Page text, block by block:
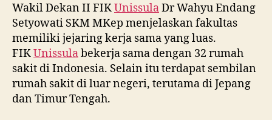
Wakil Dekan II FIKUnissulaDr Wahyu Endang
Setyowati SKM MKep menjelaskan fakultas
memiliki jejaring kerja sama yang luas.
FIKUnissulabekerja sama dengan 32 rumah
sakit di Indonesia. Selain itu terdapat sembilan
rumah sakit di luar negeri, terutama di Jepang
dan Timur Tengah.